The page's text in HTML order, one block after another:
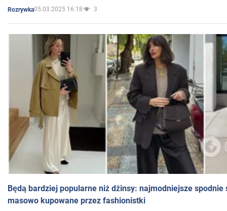
Rozrywka05.03.2025 16:18 3
Będą bardziej popularne niż dżinsy: najmodniejsze spodnie
masowo kupowane przez fashionistki